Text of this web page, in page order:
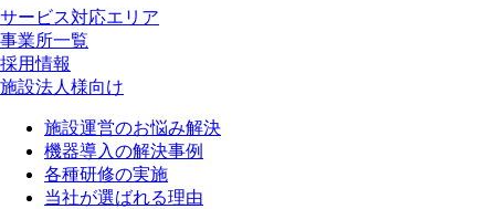
サービス対応エリア
事業所一覧
採用情報
施設法人様向け
施設運営のお悩み解決
機器導入の解決事例
各種研修の実施
当社が選ばれる理由